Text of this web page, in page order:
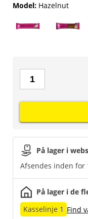
Model: Hazelnut
På lager i
Afsendes inden for
På lager i de
Kasselinje 1 Find